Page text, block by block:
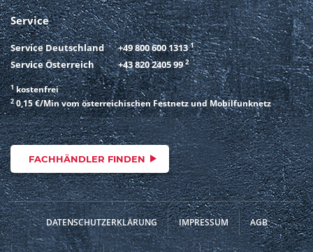
Service
Service Deutschland +49 800 600 1313 1
Service Österreich +43 820 2405 99 2
1kostenfrei
20,15 €/Min vom österreichischen Festnetz und Mobilfunknetz
FACHHÄNDLER FINDEN
DATENSCHUTZERKLÄRUNG IMPRESSUM AGB